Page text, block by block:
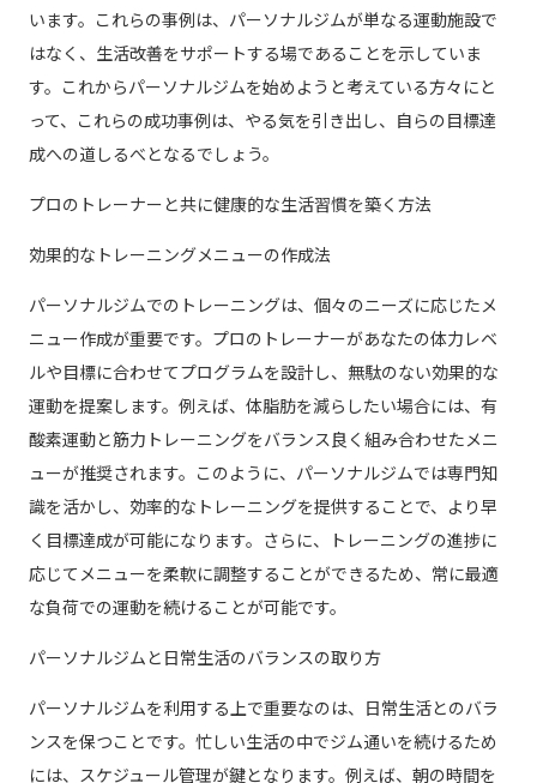
います。これらの事例は、パーソナルジムが単なる運動施設で
はなく、生活改善をサポートする場であることを示していま
す。これからパーソナルジムを始めようと考えている方々にと
って、これらの成功事例は、やる気を引き出し、自らの目標達
成への道しるべとなるでしょう。
プロのトレーナーと共に健康的な生活習慣を築く方法
効果的なトレーニングメニューの作成法
パーソナルジムでのトレーニングは、個々のニーズに応じたメ
ニュー作成が重要です。プロのトレーナーがあなたの体力レベ
ルや目標に合わせてプログラムを設計し、無駄のない効果的な
運動を提案します。例えば、体脂肪を減らしたい場合には、有
酸素運動と筋力トレーニングをバランス良く組み合わせたメニ
ューが推奨されます。このように、パーソナルジムでは専門知
識を活かし、効率的なトレーニングを提供することで、より早
く目標達成が可能になります。さらに、トレーニングの進捗に
応じてメニューを柔軟に調整することができるため、常に最適
な負荷での運動を続けることが可能です。
パーソナルジムと日常生活のバランスの取り方
パーソナルジムを利用する上で重要なのは、日常生活とのバラ
ンスを保つことです。忙しい生活の中でジム通いを続けるため
には、スケジュール管理が鍵となります。例えば、朝の時間を